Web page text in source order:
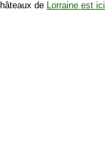
de Lorraine est ici